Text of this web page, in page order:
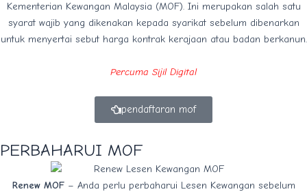
Kementerian Kewangan Malaysia (MOF). Ini merupakan salah satu
syarat wajib yang dikenakan kepada syarikat sebelum dibenarkan
untuk menyertai sebut harga kontrak kerajaan atau badan berkanun.
Percuma Sijil Digital
pendaftaran mof
PERBAHARUI MOF
Renew MOF– Anda perlu perbaharui Lesen Kewangan sebelum